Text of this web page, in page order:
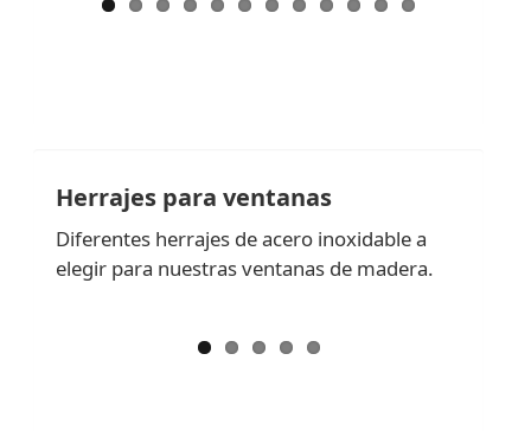
Herrajes para ventanas
Diferentes herrajes de acero inoxidable a
elegir para nuestras ventanas de madera.